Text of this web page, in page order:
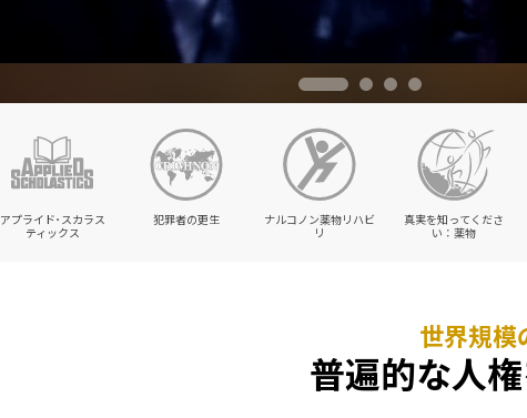
アプライド･スカラス
ティックス
犯罪者の更生
ナルコノン薬物リハビ
リ
真実を知ってくださ
い：薬物
世界規模
普遍的な人